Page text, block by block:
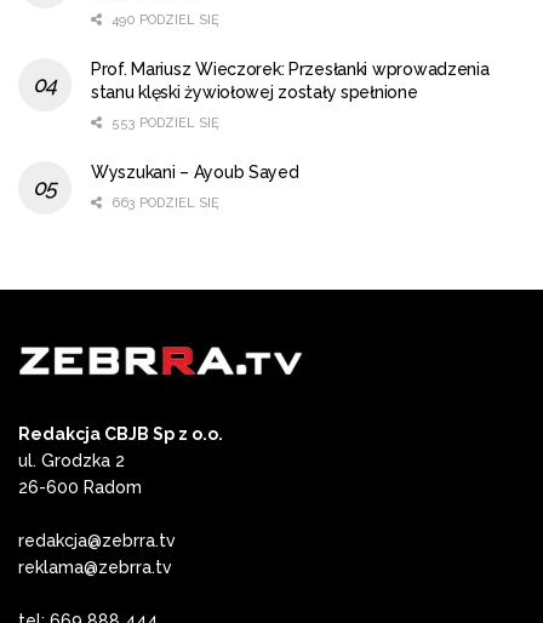
490 PODZIEL SIĘ
Prof. Mariusz Wieczorek: Przesłanki wprowadzenia
stanu klęski żywiołowej zostały spełnione
553 PODZIEL SIĘ
Wyszukani – Ayoub Sayed
663 PODZIEL SIĘ
Redakcja CBJB Sp z o.o.
ul. Grodzka 2
26-600 Radom
redakcja@zebrra.tv
reklama@zebrra.tv